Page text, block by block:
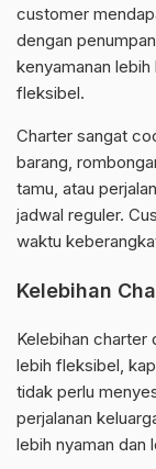
customer
dengan
kenyamanan
fleksibel.
Charter sangat
barang,
tamu, atau
jadwal reguler.
waktu
Kelebihan
Kelebihan charter
lebih fleksibel,
tidak perlu
perjalanan
lebih nyaman dan